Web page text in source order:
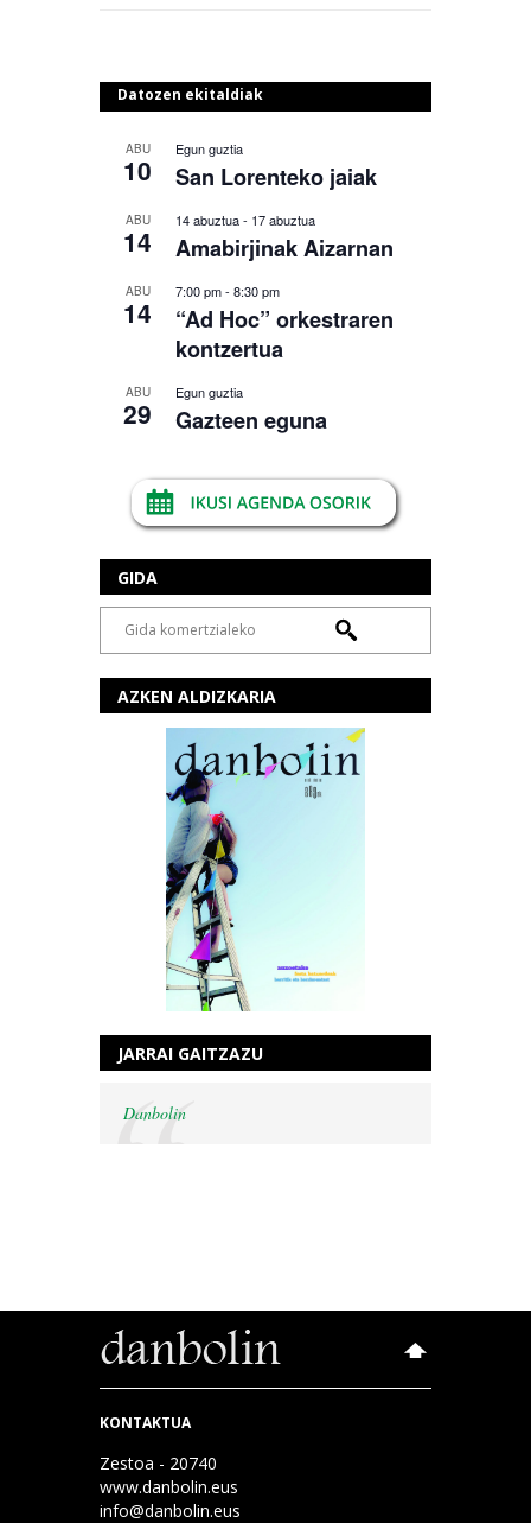
Datozen ekitaldiak
ABU
10
Egun guztia
San Lorenteko jaiak
ABU
14
14 abuztua- 17 abuztua
Amabirjinak Aizarnan
ABU
14
7:00 pm- 8:30 pm
“Ad Hoc” orkestraren
kontzertua
ABU
29
Egun guztia
Gazteen eguna
GIDA
AZKEN ALDIZKARIA
JARRAI GAITZAZU
Danbolin
KONTAKTUA
Zestoa - 20740
www.danbolin.eus
info@danbolin.eus